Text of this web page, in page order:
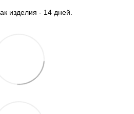
изделия - 14 дней.